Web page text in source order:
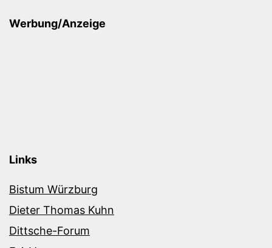
Werbung/Anzeige
Links
Bistum Würzburg
Dieter Thomas Kuhn
Dittsche-Forum